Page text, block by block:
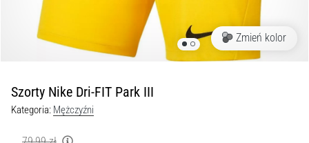
kolan
trakcie
bieganiu
Ból
Zmień kolor
Szorty Nike Dri-FIT Park III
Kategoria: Mężczyźni